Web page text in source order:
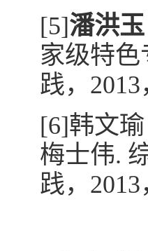
[5]潘洪玉
家级特
践，
[6]韩文
梅士伟.
践，